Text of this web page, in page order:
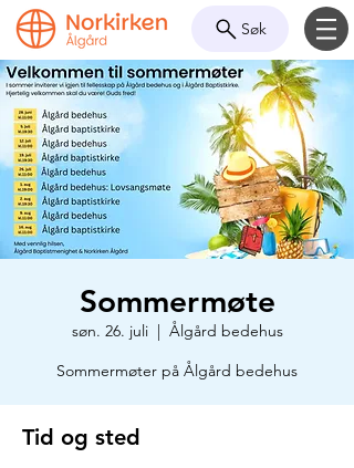
Søk
Sommermøte
søn. 26. juli
  |
Ålgård bedehus
Sommermøter på Ålgård bedehus
Tid og sted